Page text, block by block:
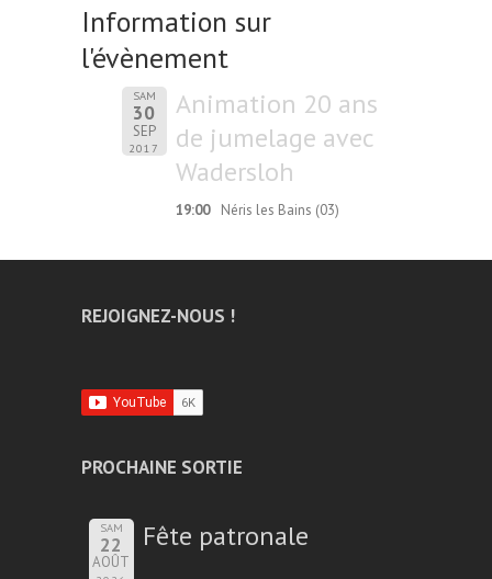
Information sur
l'évènement
SAM
30
SEP
2017
Animation 20 ans
de jumelage avec
Wadersloh
19:00 Néris les Bains (03)
REJOIGNEZ-NOUS !
PROCHAINE SORTIE
SAM
22
AOÛT
Fête patronale